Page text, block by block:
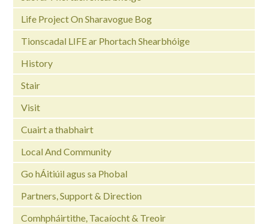
Life Project On Sharavogue Bog
Tionscadal LIFE ar Phortach Shearbhóige
History
Stair
Visit
Cuairt a thabhairt
Local And Community
Go hÁitiúil agus sa Phobal
Partners, Support & Direction
Comhpháirtithe, Tacaíocht & Treoir